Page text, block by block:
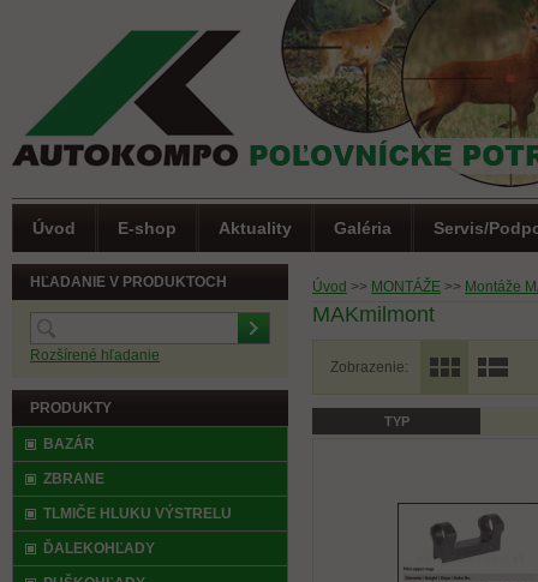
Úvod >> MONTÁŽE >> Montáže
MAKmilmont
Zobrazenie:
TYPLetná akcia
HĽADANIE V PRODUKTOCH
Rozšírené hľadanie
PRODUKTY
BAZÁR
ZBRANE
TLMIČE HLUKU VÝSTRELU
ĎALEKOHĽADY
Úvod E-shop Aktuality Galéria Servis/